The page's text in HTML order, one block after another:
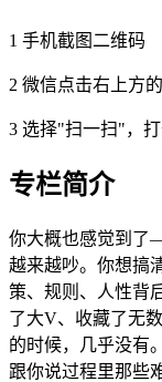
1 手机截图二维码
2 微信点击右上方
3 选择"扫一扫"，
专栏简介
你大概也感觉到了
越来越吵。你想搞
策、规则、人性背
了大V、收藏了无
的时候，几乎没有
跟你说过程里那些